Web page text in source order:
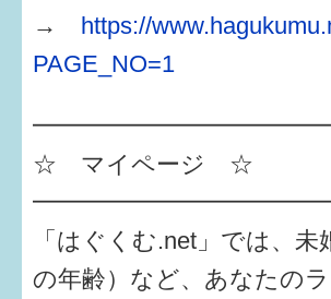
→ https://
PAGE_NO=1
☆ マイページ ☆
「はぐくむ.net」では、
の年齢）など、あなたの